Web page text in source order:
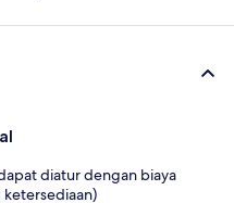
diatur dengan biaya